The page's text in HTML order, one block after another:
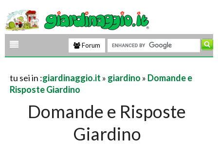
Forum
tu sei in :giardinaggio.it » giardino » Domande e
Risposte Giardino
Domande e Risposte
Giardino